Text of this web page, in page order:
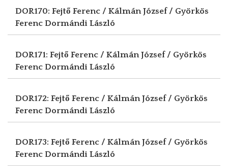
DOR170: Fejtő Ferenc / Kálmán József / Györkös
Ferenc Dormándi László
DOR171: Fejtő Ferenc / Kálmán József / Györkös
Ferenc Dormándi László
DOR172: Fejtő Ferenc / Kálmán József / Györkös
Ferenc Dormándi László
DOR173: Fejtő Ferenc / Kálmán József / Györkös
Ferenc Dormándi László